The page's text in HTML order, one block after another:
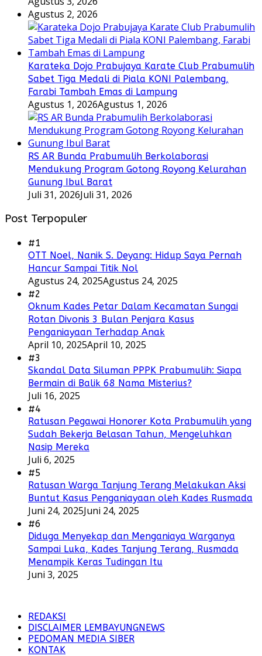
Agustus 2, 2026
Karateka Dojo Prabujaya Karate Club Prabumulih
Sabet Tiga Medali di Piala KONI Palembang,
Farabi Tambah Emas di Lampung
Agustus 1, 2026Agustus 1, 2026
RS AR Bunda Prabumulih Berkolaborasi
Mendukung Program Gotong Royong Kelurahan
Gunung Ibul Barat
Juli 31, 2026Juli 31, 2026
Post Terpopuler
#1
OTT Noel, Nanik S. Deyang: Hidup Saya Pernah
Hancur Sampai Titik Nol
Agustus 24, 2025Agustus 24, 2025
#2
Oknum Kades Petar Dalam Kecamatan Sungai
Rotan Divonis 3 Bulan Penjara Kasus
Penganiayaan Terhadap Anak
April 10, 2025April 10, 2025
#3
Skandal Data Siluman PPPK Prabumulih: Siapa
Bermain di Balik 68 Nama Misterius?
Juli 16, 2025
#4
Ratusan Pegawai Honorer Kota Prabumulih yang
Sudah Bekerja Belasan Tahun, Mengeluhkan
Nasip Mereka
Juli 6, 2025
#5
Ratusan Warga Tanjung Terang Melakukan Aksi
Buntut Kasus Penganiayaan oleh Kades Rusmada
Juni 24, 2025Juni 24, 2025
#6
Diduga Menyekap dan Menganiaya Warganya
Sampai Luka, Kades Tanjung Terang, Rusmada
Menampik Keras Tudingan Itu
Juni 3, 2025
REDAKSI
DISCLAIMER LEMBAYUNGNEWS
PEDOMAN MEDIA SIBER
KONTAK